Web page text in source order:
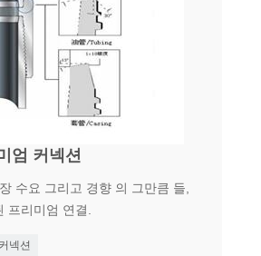
엄 커넥션
수요 그리고 경향 의 그만큼 들,
프리미엄 연결.
넥션